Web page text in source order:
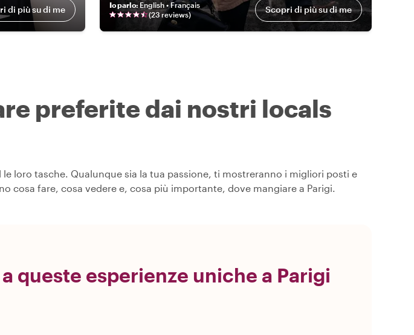
di più su di me Io parlo: English • Français
(23 reviews) Scopri di più su di me
preferite dai nostri locals
loro tasche. Qualunque sia la tua passione, ti mostreranno i migliori posti e
cosa fare, cosa vedere e, cosa più importante, dove mangiare a Parigi.
queste esperienze uniche a Parigi